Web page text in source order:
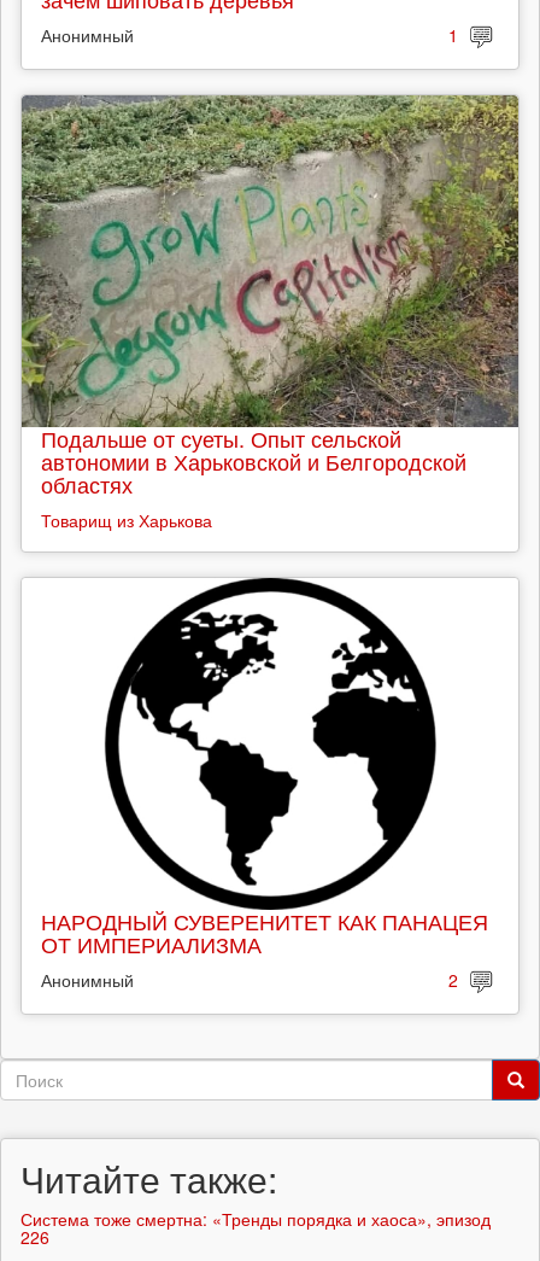
Анонимный 1
Подальше от суеты. Опыт сельской
автономии в Харьковской и Белгородской
областях
Товарищ из Харькова
НАРОДНЫЙ СУВЕРЕНИТЕТ КАК ПАНАЦЕЯ
ОТ ИМПЕРИАЛИЗМА
Анонимный 2
Форма
Читайте также:
Система тоже смертна: «Тренды порядка и хаоса», эпизод
226